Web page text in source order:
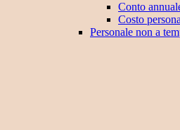
Conto
Costo
Personale non a